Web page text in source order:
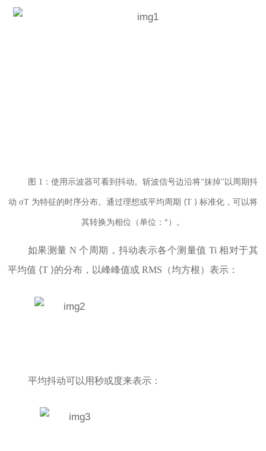
图 1：使用示波器可看到抖动。斩波信号边沿将“抹掉"以周期抖
动 σT 为特征的时序分布。通过理想或平均周期 ⟨T ⟩ 标准化，可以将
其转换为相位（单位：°）。
如果测量 N 个周期，抖动表示各个测量值 Ti 相对于其
平均值 ⟨T ⟩的分布，以峰峰值或 RMS（均方根）表示：
平均抖动可以用秒或度来表示：